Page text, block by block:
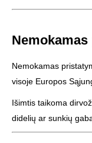
Nemokamas
visoje Europos
Išimtis taikoma
didelių ar sunkių